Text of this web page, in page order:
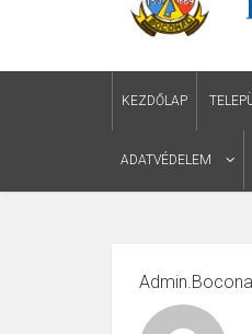
KEZDŐLAP
ADATVÉDELEM